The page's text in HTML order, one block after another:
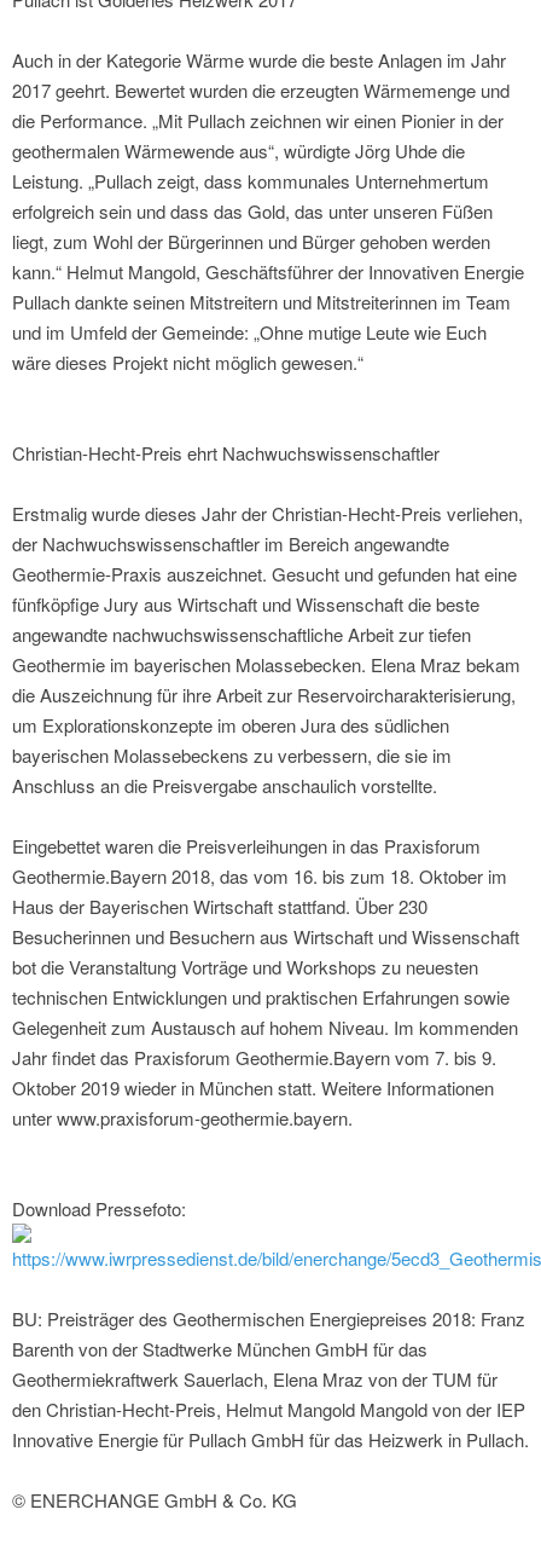
Auch in der Kategorie Wärme wurde die beste Anlagen im Jahr
2017 geehrt. Bewertet wurden die erzeugten Wärmemenge und
die Performance. „Mit Pullach zeichnen wir einen Pionier in der
geothermalen Wärmewende aus“, würdigte Jörg Uhde die
Leistung. „Pullach zeigt, dass kommunales Unternehmertum
erfolgreich sein und dass das Gold, das unter unseren Füßen
liegt, zum Wohl der Bürgerinnen und Bürger gehoben werden
kann.“ Helmut Mangold, Geschäftsführer der Innovativen Energie
Pullach dankte seinen Mitstreitern und Mitstreiterinnen im Team
und im Umfeld der Gemeinde: „Ohne mutige Leute wie Euch
wäre dieses Projekt nicht möglich gewesen.“
Christian-Hecht-Preis ehrt Nachwuchswissenschaftler
Erstmalig wurde dieses Jahr der Christian-Hecht-Preis verliehen,
der Nachwuchswissenschaftler im Bereich angewandte
Geothermie-Praxis auszeichnet. Gesucht und gefunden hat eine
fünfköpfige Jury aus Wirtschaft und Wissenschaft die beste
angewandte nachwuchswissenschaftliche Arbeit zur tiefen
Geothermie im bayerischen Molassebecken. Elena Mraz bekam
die Auszeichnung für ihre Arbeit zur Reservoircharakterisierung,
um Explorationskonzepte im oberen Jura des südlichen
bayerischen Molassebeckens zu verbessern, die sie im
Anschluss an die Preisvergabe anschaulich vorstellte.
Eingebettet waren die Preisverleihungen in das Praxisforum
Geothermie.Bayern 2018, das vom 16. bis zum 18. Oktober im
Haus der Bayerischen Wirtschaft stattfand. Über 230
Besucherinnen und Besuchern aus Wirtschaft und Wissenschaft
bot die Veranstaltung Vorträge und Workshops zu neuesten
technischen Entwicklungen und praktischen Erfahrungen sowie
Gelegenheit zum Austausch auf hohem Niveau. Im kommenden
Jahr findet das Praxisforum Geothermie.Bayern vom 7. bis 9.
Oktober 2019 wieder in München statt. Weitere Informationen
unter www.praxisforum-geothermie.bayern.
Download Pressefoto:
https://www.iwrpressedienst.de/bild/enerchange/
BU: Preisträger des Geothermischen Energiepreises 2018: Franz
Barenth von der Stadtwerke München GmbH für das
Geothermiekraftwerk Sauerlach, Elena Mraz von der TUM für
den Christian-Hecht-Preis, Helmut Mangold Mangold von der IEP
Innovative Energie für Pullach GmbH für das Heizwerk in Pullach.
© ENERCHANGE GmbH & Co. KG